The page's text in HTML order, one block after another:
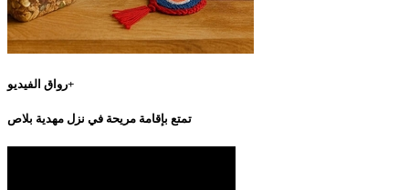
رواق الفيديو+
تمتع بإقامة مريحة في نزل مهدية بلاص